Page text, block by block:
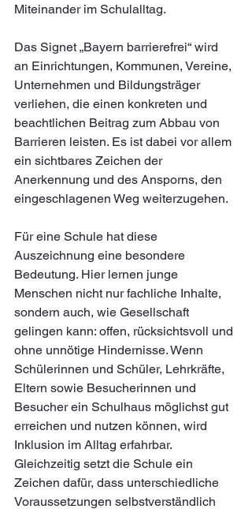
Miteinander im Schulalltag.
Das Signet „Bayern barrierefrei“ wird
an Einrichtungen, Kommunen, Vereine,
Unternehmen und Bildungsträger
verliehen, die einen konkreten und
beachtlichen Beitrag zum Abbau von
Barrieren leisten. Es ist dabei vor allem
ein sichtbares Zeichen der
Anerkennung und des Ansporns, den
eingeschlagenen Weg weiterzugehen.
Für eine Schule hat diese
Auszeichnung eine besondere
Bedeutung. Hier lernen junge
Menschen nicht nur fachliche Inhalte,
sondern auch, wie Gesellschaft
gelingen kann: offen, rücksichtsvoll und
ohne unnötige Hindernisse. Wenn
Schülerinnen und Schüler, Lehrkräfte,
Eltern sowie Besucherinnen und
Besucher ein Schulhaus möglichst gut
erreichen und nutzen können, wird
Inklusion im Alltag erfahrbar.
Gleichzeitig setzt die Schule ein
Zeichen dafür, dass unterschiedliche
Voraussetzungen selbstverständlich